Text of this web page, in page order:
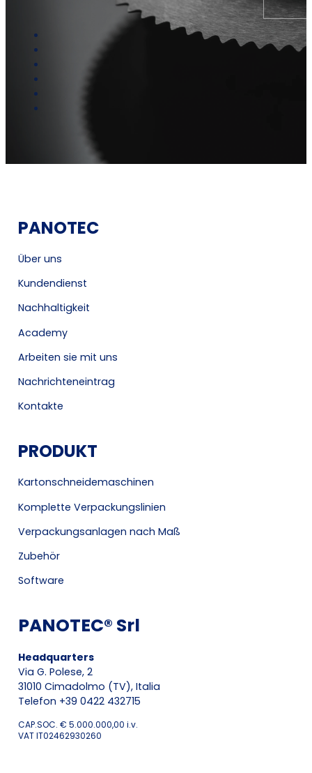
PANOTEC
Über uns
Kundendienst
Nachhaltigkeit
Academy
Arbeiten sie mit uns
Nachrichteneintrag
Kontakte
PRODUKT
Kartonschneidemaschinen
Komplette Verpackungslinien
Verpackungsanlagen nach Maß
Zubehör
Software
PANOTEC® Srl
Headquarters
Via G. Polese, 2
31010 Cimadolmo (TV), Italia
Telefon +39 0422 432715
CAP.SOC. € 5.000.000,00 i.v.
VAT IT02462930260